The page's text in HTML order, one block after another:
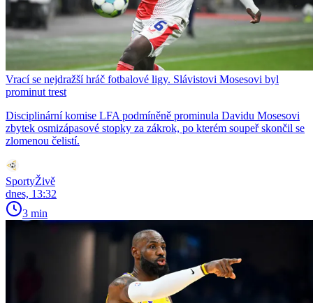
Vrací se nejdražší hráč fotbalové ligy. Slávistovi Mosesovi byl
prominut trest
Disciplinární komise LFA podmíněně prominula Davidu Mosesovi
zbytek osmizápasové stopky za zákrok, po kterém soupeř skončil se
zlomenou čelistí.
SportyŽivě
dnes, 13:32
3 min